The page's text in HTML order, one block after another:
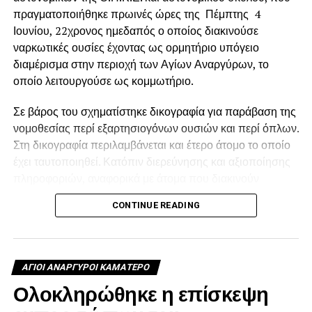
πραγματοποιήθηκε πρωινές ώρες της Πέμπτης 4
Ιουνίου, 22χρονος ημεδαπός ο οποίος διακινούσε
ναρκωτικές ουσίες έχοντας ως ορμητήριο υπόγειο
διαμέρισμα στην περιοχή των Αγίων Αναργύρων, το
οποίο λειτουργούσε ως κομμωτήριο.
Σε βάρος του σχηματίστηκε δικογραφία για παράβαση της
νομοθεσίας περί εξαρτησιογόνων ουσιών και περί όπλων.
Στη δικογραφία περιλαμβάνεται και έτερο άτομο το οποίο
έχει ταυτοποιηθεί. Κατόπιν διερεύνησης και αξιοποίησης
ναρκωτικές ουσίες με ορμητήρια οικίες στην περιοχή των
Αγίων Αναργύρων, εντοπίστηκε ο κατηγορούμενος και
Δεν είχε ούτε άδεια λειτουργίας
Όπως προέκυψε, ο 22χρονος είχε μετατρέψει υπόγειο
διαμέρισμα σε χώρο αποθήκευσης των ναρκωτικών
CONTINUE READING
ΑΓΙΟΙ ΑΝΑΡΓΥΡΟΙ ΚΑΜΑΤΕΡΟ
Ολοκληρώθηκε η επίσκεψη